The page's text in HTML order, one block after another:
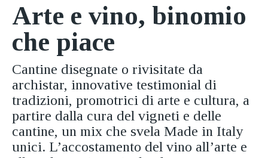
Arte e vino, binomio
che piace
Cantine disegnate o rivisitate da
archistar, innovative testimonial di
tradizioni, promotrici di arte e cultura, a
partire dalla cura del vigneti e delle
cantine, un mix che svela Made in Italy
unici. L’accostamento del vino all’arte e